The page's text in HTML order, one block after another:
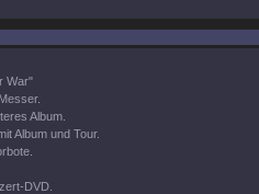
War"
Album.
Album und Tour.
DVD.